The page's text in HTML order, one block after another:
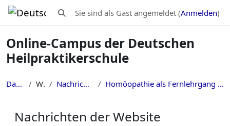
Zum Hauptinhalt
Sucheingabe umschalten
Sie sind als Gast angemeldet (Anmelden)
Online-Campus der Deutschen
Heilpraktikerschule
Dashboard Website Nachrichten der Website Homöopathie als Fernlehrgang – kostenlose Infoveranstaltung am 02.07.
Nachrichten der Website